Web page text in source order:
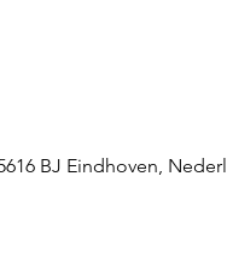
BJ Eindhoven,